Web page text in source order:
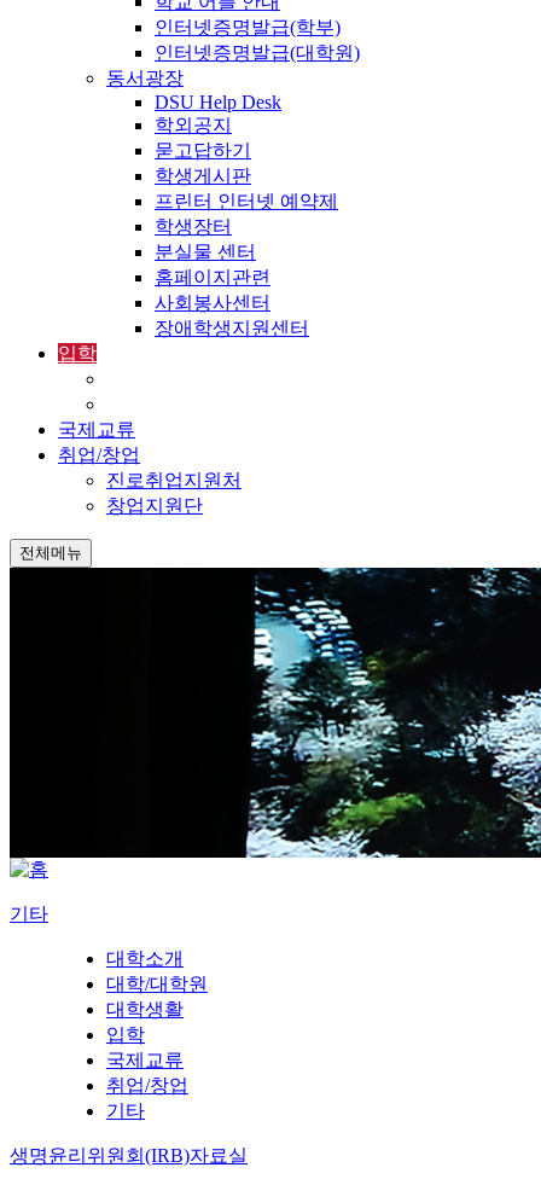
인터넷증명발급(학부)
인터넷증명발급(대학원)
동서광장
DSU Help Desk
학외공지
묻고답하기
학생게시판
프린터 인터넷 예약제
학생장터
분실물 센터
홈페이지관련
사회봉사센터
장애학생지원센터
입학
국제교류
취업/창업
진로취업지원처
창업지원단
전체메뉴
기타
대학소개
대학/대학원
대학생활
입학
국제교류
취업/창업
기타
생명윤리위원회(IRB)자료실